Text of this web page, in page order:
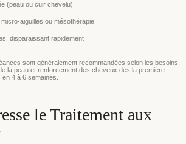
(peau ou cuir chevelu)
aiguilles ou mésothérapie
disparaissant rapidement
sont généralement recommandées selon les besoins.
la peau et renforcement des cheveux dès la première
4 à 6 semaines.
le Traitement aux